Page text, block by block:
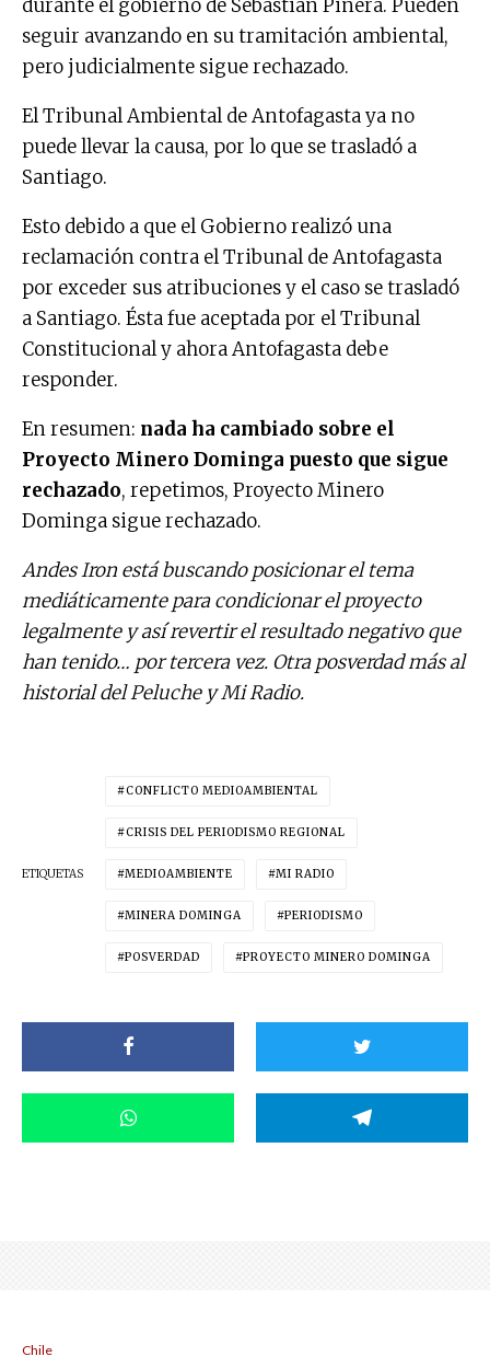
durante el gobierno de Sebastián Piñera. Pueden
seguir avanzando en su tramitación ambiental,
pero judicialmente sigue rechazado.
El Tribunal Ambiental de Antofagasta ya no
puede llevar la causa, por lo que se trasladó a
Santiago.
Esto debido a que el Gobierno realizó una
reclamación contra el Tribunal de Antofagasta
por exceder sus atribuciones y el caso se trasladó
a Santiago. Ésta fue aceptada por el Tribunal
Constitucional y ahora Antofagasta debe
responder.
En resumen: nada ha cambiado sobre el
Proyecto Minero Dominga puesto que sigue
rechazado, repetimos, Proyecto Minero
Dominga sigue rechazado.
Andes Iron está buscando posicionar el tema
mediáticamente para condicionar el proyecto
legalmente y así revertir el resultado negativo que
han tenido… por tercera vez. Otra posverdad más al
historial del Peluche y Mi Radio.
ETIQUETAS
CONFLICTO MEDIOAMBIENTAL
CRISIS DEL PERIODISMO REGIONAL
MEDIOAMBIENTE MI RADIO
MINERA DOMINGA PERIODISMO
POSVERDAD PROYECTO MINERO DOMINGA
Chile